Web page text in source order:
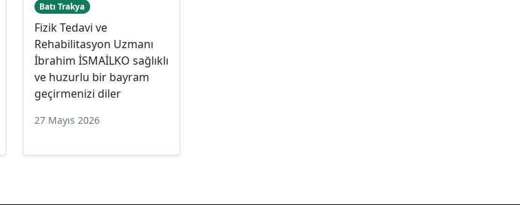
Batı Trakya
Fizik Tedavi ve
Rehabilitasyon Uzmanı
İbrahim İSMAİLKO sağlıklı
ve huzurlu bir bayram
geçirmenizi diler
27 Mayıs 2026